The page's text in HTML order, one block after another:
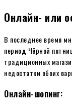
Онлайн- или
В последнее время
период Чёрной
традиционных
недостатки обоих
Онлайн-шопинг: